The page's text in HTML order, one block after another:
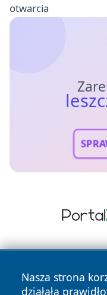
otwarcia
Nasza strona
działała